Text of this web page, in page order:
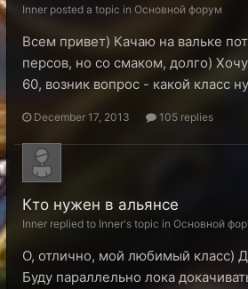
Inner posted a topic in Основной форум
Всем привет) Качаю на вальке
персов, но со смаком, долго)
60, возник вопрос - какой класс
December 17, 2013 105 replies
Кто нужен в альянсе
Inner replied to Inner's topic in Основной
О, отлично, мой любимый класс)
Буду параллельно лока